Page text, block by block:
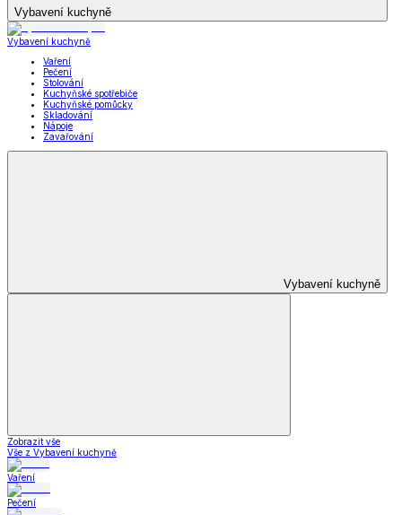
Vybavení kuchyně
Vybavení kuchyně
Vaření
Pečení
Stolování
Kuchyňské spotřebiče
Kuchyňské pomůcky
Skladování
Nápoje
Zavařování
Vybavení kuchyně
Zobrazit vše
Vše z Vybavení kuchyně
Vaření
Pečení